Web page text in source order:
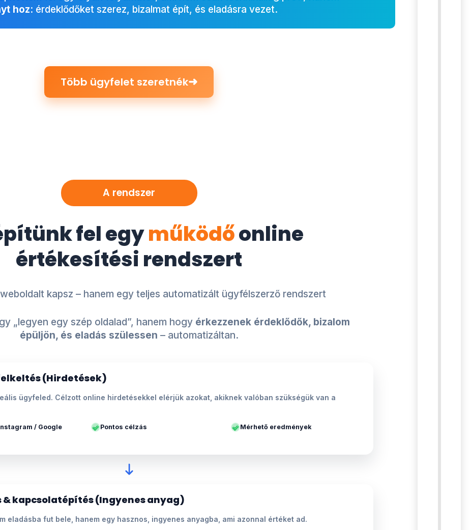
hoz: érdeklődőket szerez, bizalmat épít, és eladásra vezet.
Több ügyfelet szeretnék➜
A rendszer
fel egyműködőonline
értékesítési rendszert
kapsz – hanem egy teljes automatizált ügyfélszerző rendszert
„legyen egy szép oldalad”, hanem hogy érkezzenek érdeklődők, bizalom
épüljön, és eladás szülessen – automatizáltan.
(Hirdetések)
ügyfeled. Célzott online hirdetésekkel elérjük azokat, akiknek valóban szükségük van a
/ Google Pontos célzás Mérhető eredmények
& kapcsolatépítés (Ingyenes anyag)
eladásba fut bele, hanem egy hasznos, ingyenes anyagba, ami azonnal értéket ad.